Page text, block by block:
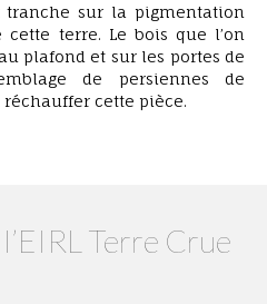
tranche sur la pigmentation
terre. Le bois que l’on
plafond et sur les portes de
de persiennes de
cette pièce.
Terre Crue